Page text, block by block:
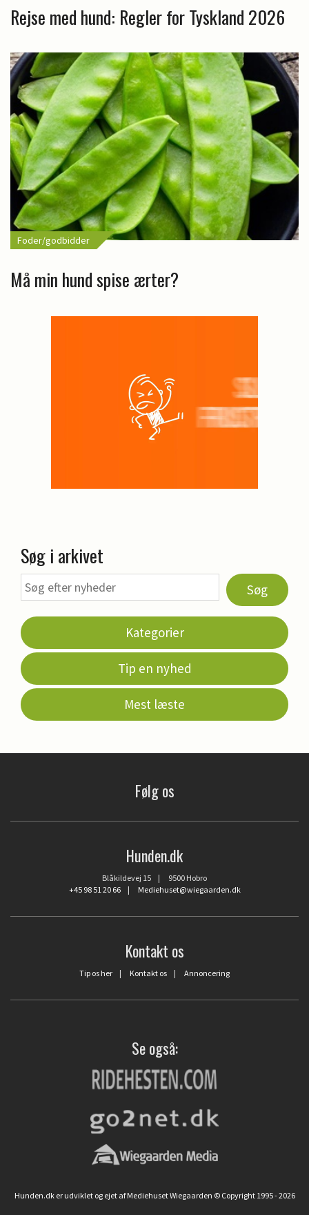
Rejse med hund: Regler for Tyskland 2026
Foder/godbidder
Må min hund spise ærter?
Søg i arkivet
Søg
Kategorier
Tip en nyhed
Mest læste
Følg os
Hunden.dk
Blåkildevej 15 | 9500 Hobro
+45 98 51 20 66| Mediehuset@wiegaarden.dk
Kontakt os
Tip os her | Kontakt os | Annoncering
Se også:
Hunden.dk er udviklet og ejet af Mediehuset Wiegaarden © Copyright 1995 - 2026